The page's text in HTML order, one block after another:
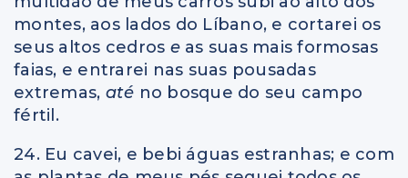
montes, aos lados do Líbano, e cortarei os
seus altos cedros e as suas mais formosas
faias, e entrarei nas suas pousadas
extremas, até no bosque do seu campo
fértil.
24. Eu cavei, e bebi águas estranhas; e com